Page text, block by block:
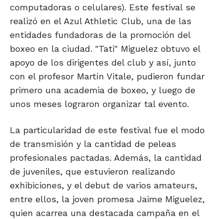
computadoras o celulares). Este festival se
realizó en el Azul Athletic Club, una de las
entidades fundadoras de la promoción del
boxeo en la ciudad. "Tati" Miguelez obtuvo el
apoyo de los dirigentes del club y así, junto
con el profesor Martín Vitale, pudieron fundar
primero una academia de boxeo, y luego de
unos meses lograron organizar tal evento.
La particularidad de este festival fue el modo
de transmisión y la cantidad de peleas
profesionales pactadas. Además, la cantidad
de juveniles, que estuvieron realizando
exhibiciones, y el debut de varios amateurs,
entre ellos, la joven promesa Jaime Miguelez,
quien acarrea una destacada campaña en el